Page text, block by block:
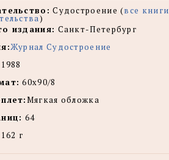
Судостроение (все книги
)
издания: Санкт-Петербург
Журнал Судостроение
1988
60х90/8
Мягкая обложка
64
162 г